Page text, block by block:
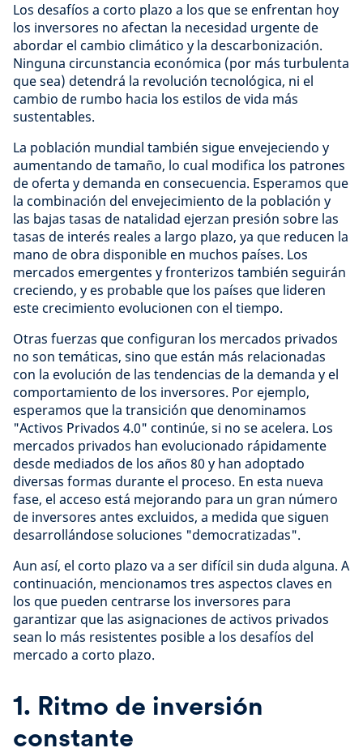
Los desafíos a corto plazo a los que se enfrentan hoy
los inversores no afectan la necesidad urgente de
abordar el cambio climático y la descarbonización.
Ninguna circunstancia económica (por más turbulenta
que sea) detendrá la revolución tecnológica, ni el
cambio de rumbo hacia los estilos de vida más
sustentables.
La población mundial también sigue envejeciendo y
aumentando de tamaño, lo cual modifica los patrones
de oferta y demanda en consecuencia. Esperamos que
la combinación del envejecimiento de la población y
las bajas tasas de natalidad ejerzan presión sobre las
tasas de interés reales a largo plazo, ya que reducen la
mano de obra disponible en muchos países. Los
mercados emergentes y fronterizos también seguirán
creciendo, y es probable que los países que lideren
este crecimiento evolucionen con el tiempo.
Otras fuerzas que configuran los mercados privados
no son temáticas, sino que están más relacionadas
con la evolución de las tendencias de la demanda y el
comportamiento de los inversores. Por ejemplo,
esperamos que la transición que denominamos
"Activos Privados 4.0" continúe, si no se acelera. Los
mercados privados han evolucionado rápidamente
desde mediados de los años 80 y han adoptado
diversas formas durante el proceso. En esta nueva
fase, el acceso está mejorando para un gran número
de inversores antes excluidos, a medida que siguen
desarrollándose soluciones "democratizadas".
Aun así, el corto plazo va a ser difícil sin duda alguna. A
continuación, mencionamos tres aspectos claves en
los que pueden centrarse los inversores para
garantizar que las asignaciones de activos privados
sean lo más resistentes posible a los desafíos del
mercado a corto plazo.
1. Ritmo de inversión
constante